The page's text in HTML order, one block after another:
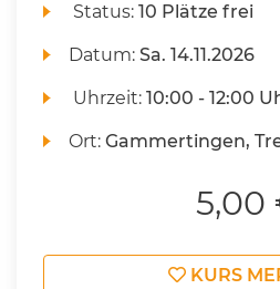
Status:10 Plätze frei
Datum:Sa. 14.11.2026
Uhrzeit:10:00 - 12:00
Ort:Gammertingen,
5,00
KURS